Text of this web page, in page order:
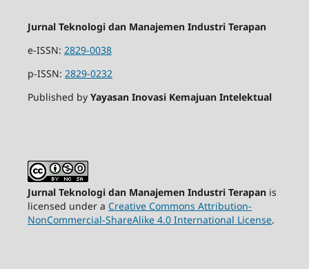
Jurnal Teknologi dan Manajemen Industri Terapan
e-ISSN: 2829-0038
p-ISSN: 2829-0232
Published by Yayasan Inovasi Kemajuan Intelektual
Jurnal Teknologi dan Manajemen Industri Terapanis
licensed under a Creative Commons Attribution-
NonCommercial-ShareAlike 4.0 International License.